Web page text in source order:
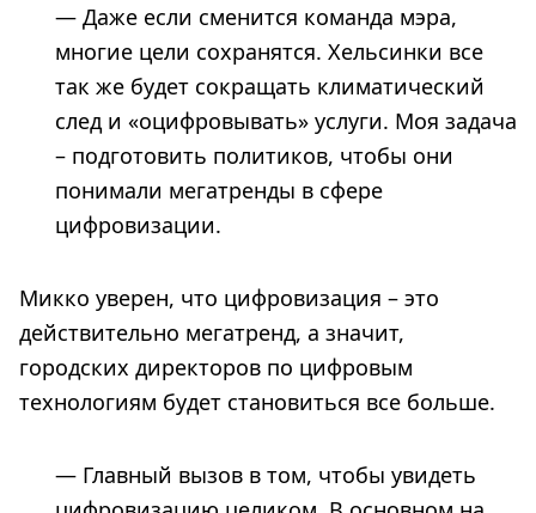
— Даже если сменится команда мэра,
многие цели сохранятся. Хельсинки все
так же будет сокращать климатический
след и «оцифровывать» услуги. Моя задача
– подготовить политиков, чтобы они
понимали мегатренды в сфере
цифровизации.
Микко уверен, что цифровизация – это
действительно мегатренд, а значит,
городских директоров по цифровым
технологиям будет становиться все больше.
— Главный вызов в том, чтобы увидеть